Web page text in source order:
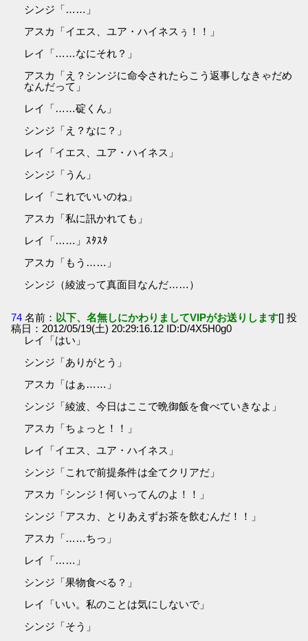
シンジ「……」
アスカ「イエス、ユア・ハイネスぅ！！」
レイ「……なにそれ？」
アスカ「え？シンジに命令されたらこう返事しなきゃだめ
なんだって」
レイ「……碇くん」
シンジ「え？なに？」
レイ「イエス、ユア・ハイネス」
シンジ「うん」
レイ「これでいいのね」
アスカ「私に訊かれても」
レイ「……」ｽﾀｽﾀ
アスカ「もう……」
シンジ（綾波って真面目なんだ……）
74 名前： 以下、名無しにかわりましてVIPがお送りします[] 投
稿日：2012/05/19(土) 20:29:16.12 ID:D/4X5H0g0
レイ「はい」
シンジ「ありがとう」
アスカ「はぁ……」
シンジ「綾波、今日はここで晩御飯を食べていきなよ」
アスカ「ちょっと！！」
レイ「イエス、ユア・ハイネス」
シンジ「これで前提条件は全てクリアだ」
アスカ「シンジ！何いってんのよ！！」
シンジ「アスカ、とりあえずお茶を飲むんだ！！」
アスカ「……ちっ」
レイ「……」
シンジ「果物食べる？」
レイ「いい。私のことは気にしないで」
シンジ「そう」